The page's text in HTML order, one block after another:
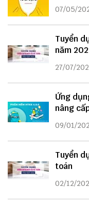
07/05/
Tuyển
năm
27/07/
Ứng
nâng
09/01/
Tuyển
toán
02/12/